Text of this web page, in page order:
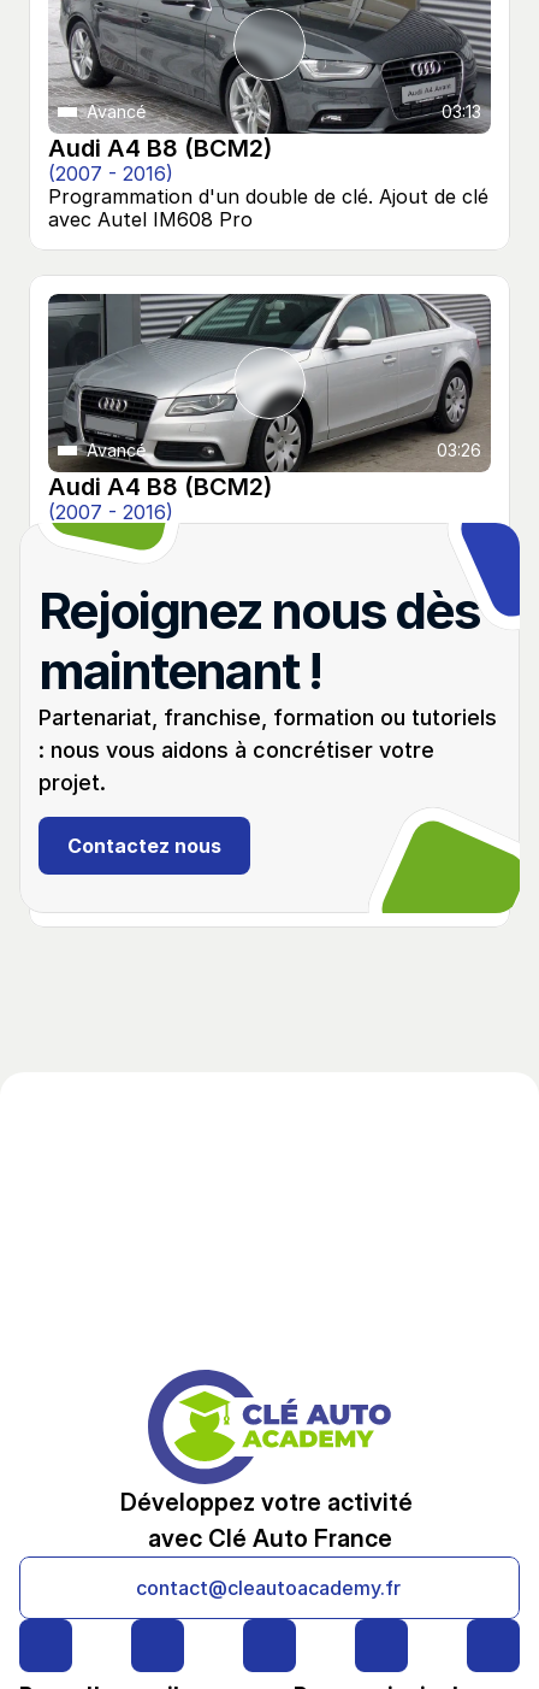
03:13
Avancé
Audi A4 B8 (BCM2)
(2007 - 2016)
Programmation d'un double de clé. Ajout de clé
avec Autel IM608 Pro
03:26
Avancé
Audi A4 B8 (BCM2)
(2007 - 2016)
Programmation d'un double de clé. Ajout de clé
avec Abrites AVDI
Débutant
Clés VAG K-line avec Immobox
(1995 – 2007)
Programmation d'un double de clé. Procédure
Rejoignez nous dès
maintenant !
Partenariat, franchise, formation ou tutoriels
: nous vous aidons à concrétiser votre
projet.
Contactez nous
Développez votre activité
avec Clé Auto France
contact@cleautoacademy.fr